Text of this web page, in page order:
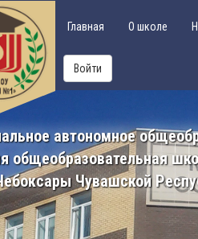
Главная О школе
Войти
автономное
общеобразовательная
Чувашской